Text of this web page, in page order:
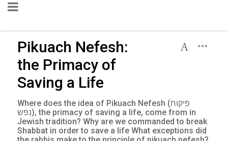
Pikuach Nefesh:
the Primacy of
Saving a Life
Where does the idea of Pikuach Nefesh (פיקוח
נפש), the primacy of saving a life, come from in
Jewish tradition? Why are we commanded to break
Shabbat in order to save a life What exceptions did